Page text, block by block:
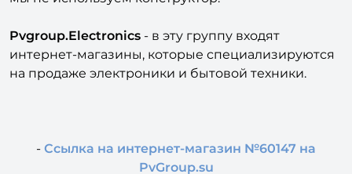
Pvgroup.Electronics
- в эту группу входят
интернет-магазины, которые специализируются
на продаже электроники и бытовой техники.